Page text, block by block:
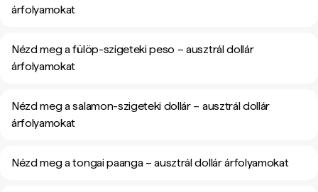
árfolyamokat
Nézd meg a fülöp-szigeteki peso – ausztrál dollár
árfolyamokat
Nézd meg a salamon-szigeteki dollár – ausztrál dollár
árfolyamokat
Nézd meg a tongai paanga – ausztrál dollár árfolyamokat